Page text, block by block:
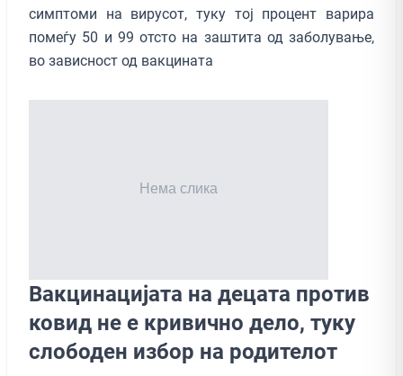
симптоми на вирусот, туку тој процент варира
помеѓу 50 и 99 отсто на заштита од заболување,
во зависност од вакцината
Вакцинацијата на децата против
ковид не е кривично дело, туку
слободен избор на родителот